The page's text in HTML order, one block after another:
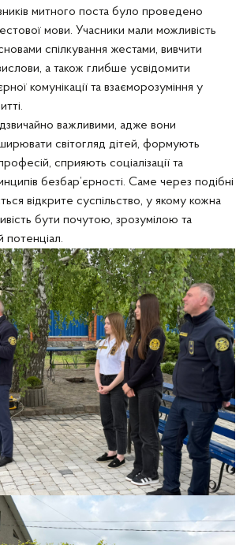
митного поста було проведено
мови. Учасники мали можливість
спілкування жестами, вивчити
а також глибше усвідомити
комунікації та взаєморозуміння у
важливими, адже вони
світогляд дітей, формують
сприяють соціалізації та
безбар’єрності. Саме через подібні
відкрите суспільство, у якому кожна
бути почутою, зрозумілою та
потенціал.